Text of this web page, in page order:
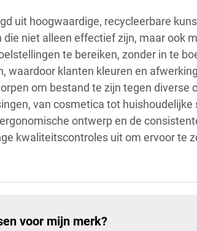
uit hoogwaardige, recycleerbare
niet alleen effectief zijn, maar ook
te bereiken, zonder in te
waardoor klanten kleuren en
om bestand te zijn tegen
van cosmetica tot
ontwerp en de
kwaliteitscontroles uit om ervoor te
voor mijn merk?